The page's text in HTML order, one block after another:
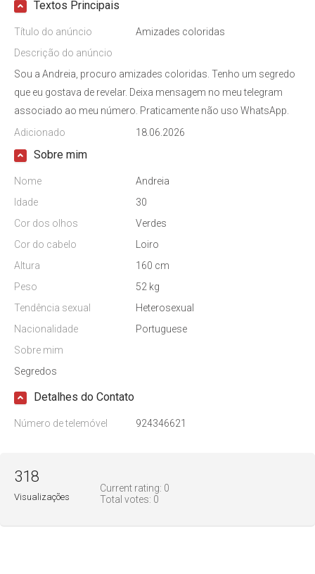
Textos Principais
Título do anúncio
Amizades coloridas
Descrição do anúncio
Sou a Andreia, procuro amizades coloridas. Tenho um segredo
que eu gostava de revelar. Deixa mensagem no meu telegram
associado ao meu número. Praticamente não uso WhatsApp.
Adicionado
18.06.2026
Sobre mim
Nome
Andreia
Idade
30
Cor dos olhos
Verdes
Cor do cabelo
Loiro
Altura
160 cm
Peso
52 kg
Tendência sexual
Heterosexual
Nacionalidade
Portuguese
Sobre mim
Segredos
Detalhes do Contato
Número de telemóvel 924346621
Current rating: 0
Total votes: 0
318
Visualizações